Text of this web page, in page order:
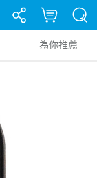
為你推薦